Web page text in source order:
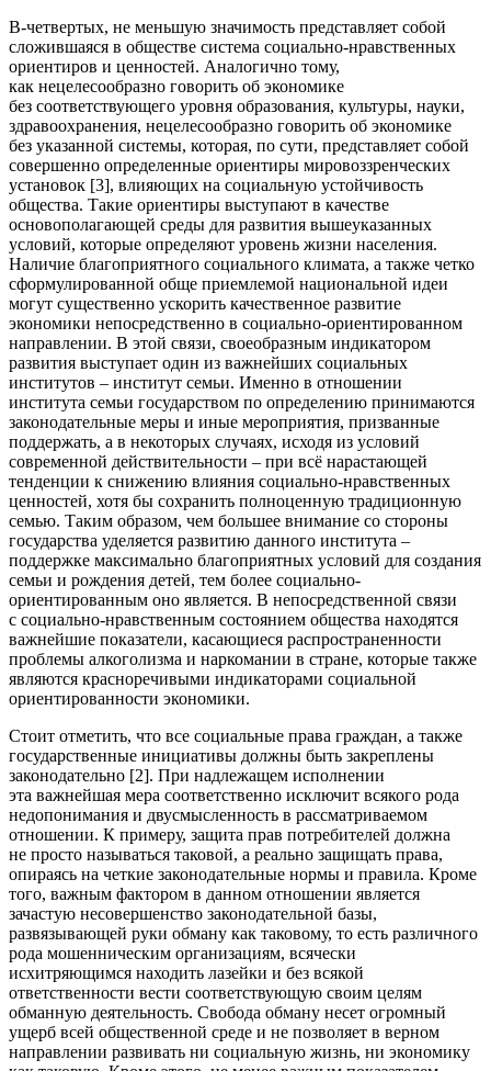
В-четвертых, не меньшую значимость представляет собой
сложившаяся в обществе система социально-нравственных
ориентиров и ценностей. Аналогично тому,
как нецелесообразно говорить об экономике
без соответствующего уровня образования, культуры, науки,
здравоохранения, нецелесообразно говорить об экономике
без указанной системы, которая, по сути, представляет собой
совершенно определенные ориентиры мировоззренческих
установок [3], влияющих на социальную устойчивость
общества. Такие ориентиры выступают в качестве
основополагающей среды для развития вышеуказанных
условий, которые определяют уровень жизни населения.
Наличие благоприятного социального климата, а также четко
сформулированной обще приемлемой национальной идеи
могут существенно ускорить качественное развитие
экономики непосредственно в социально-ориентированном
направлении. В этой связи, своеобразным индикатором
развития выступает один из важнейших социальных
институтов – институт семьи. Именно в отношении
института семьи государством по определению принимаются
законодательные меры и иные мероприятия, призванные
поддержать, а в некоторых случаях, исходя из условий
современной действительности – при всё нарастающей
тенденции к снижению влияния социально-нравственных
ценностей, хотя бы сохранить полноценную традиционную
семью. Таким образом, чем большее внимание со стороны
государства уделяется развитию данного института –
поддержке максимально благоприятных условий для создания
семьи и рождения детей, тем более социально-
ориентированным оно является. В непосредственной связи
с социально-нравственным состоянием общества находятся
важнейшие показатели, касающиеся распространенности
проблемы алкоголизма и наркомании в стране, которые также
являются красноречивыми индикаторами социальной
ориентированности экономики.
Стоит отметить, что все социальные права граждан, а также
государственные инициативы должны быть закреплены
законодательно [2]. При надлежащем исполнении
эта важнейшая мера соответственно исключит всякого рода
недопонимания и двусмысленность в рассматриваемом
отношении. К примеру, защита прав потребителей должна
не просто называться таковой, а реально защищать права,
опираясь на четкие законодательные нормы и правила. Кроме
того, важным фактором в данном отношении является
зачастую несовершенство законодательной базы,
развязывающей руки обману как таковому, то есть различного
рода мошенническим организациям, всячески
исхитряющимся находить лазейки и без всякой
ответственности вести соответствующую своим целям
обманную деятельность. Свобода обману несет огромный
ущерб всей общественной среде и не позволяет в верном
направлении развивать ни социальную жизнь, ни экономику